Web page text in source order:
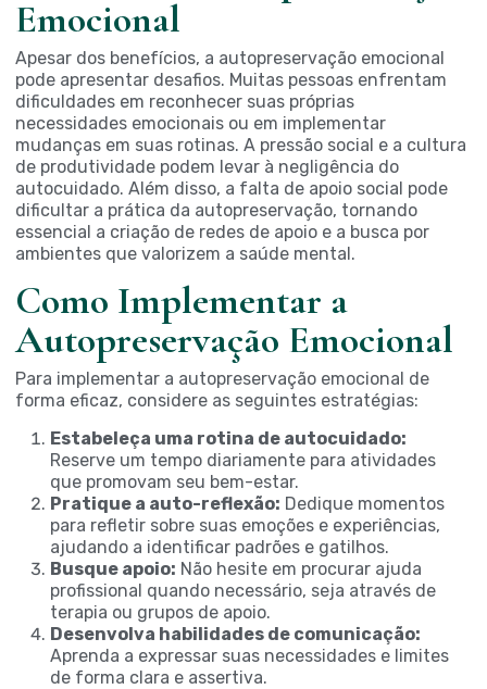
Emocional
Apesar dos benefícios, a autopreservação emocional
pode apresentar desafios. Muitas pessoas enfrentam
dificuldades em reconhecer suas próprias
necessidades emocionais ou em implementar
mudanças em suas rotinas. A pressão social e a cultura
de produtividade podem levar à negligência do
autocuidado. Além disso, a falta de apoio social pode
dificultar a prática da autopreservação, tornando
essencial a criação de redes de apoio e a busca por
ambientes que valorizem a saúde mental.
Como Implementar a
Autopreservação Emocional
Para implementar a autopreservação emocional de
forma eficaz, considere as seguintes estratégias:
Estabeleça uma rotina de autocuidado:
Reserve um tempo diariamente para atividades
que promovam seu bem-estar.
Pratique a auto-reflexão: Dedique momentos
para refletir sobre suas emoções e experiências,
ajudando a identificar padrões e gatilhos.
Busque apoio: Não hesite em procurar ajuda
profissional quando necessário, seja através de
terapia ou grupos de apoio.
Desenvolva habilidades de comunicação:
Aprenda a expressar suas necessidades e limites
de forma clara e assertiva.